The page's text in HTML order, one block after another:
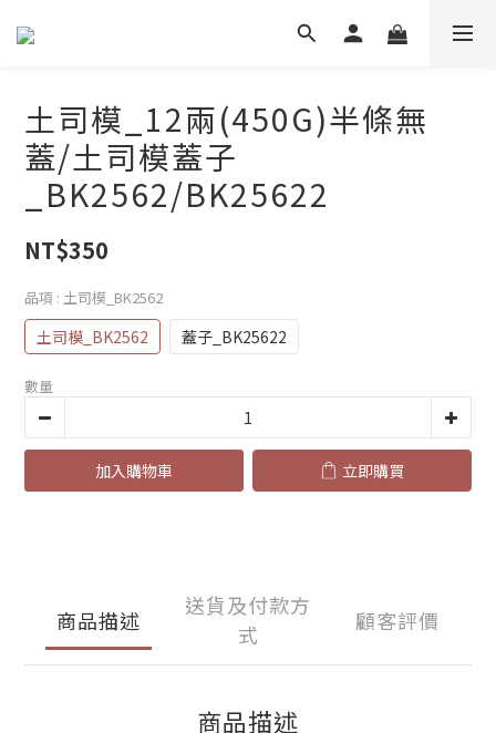
土司模_12兩(450G)半條無
蓋/土司模蓋子
_BK2562/BK25622
NT$350
品項 : 土司模_BK2562
土司模_BK2562 蓋子_BK25622
數量
加入購物車 立即購買
商品描述
送貨及付款方
式
顧客評價
商品描述